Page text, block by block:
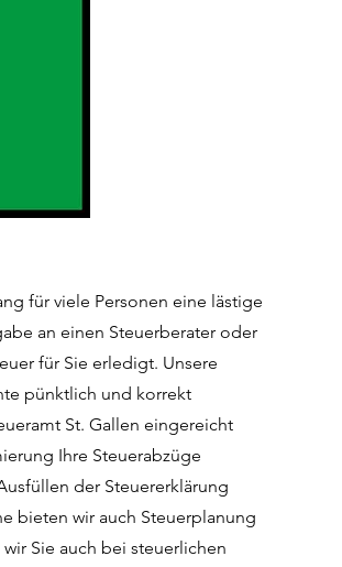
für viele Personen eine lästige
an einen Steuerberater oder
für Sie erledigt. Unsere
pünktlich und korrekt
St. Gallen eingereicht
Ihre Steuerabzüge
der Steuererklärung
bieten wir auch Steuerplanung
Sie auch bei steuerlichen